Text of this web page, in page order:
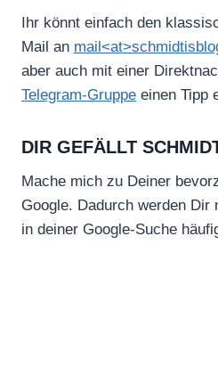
Ihr könnt einfach den
Mail an
aber auch mit einer
Telegram-Gruppe einen Tipp
DIR GEFÄLLT
Mache mich zu Deiner
Google. Dadurch werden Dir
in deiner Google-Suche